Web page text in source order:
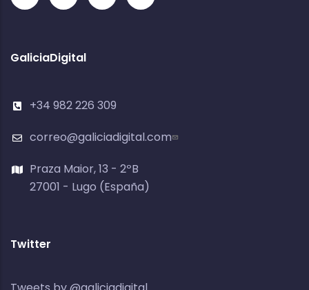
GaliciaDigital
+34 982 226 309
correo@galiciadigital.com
Praza Maior, 13 - 2ºB
27001 - Lugo (España)
Twitter